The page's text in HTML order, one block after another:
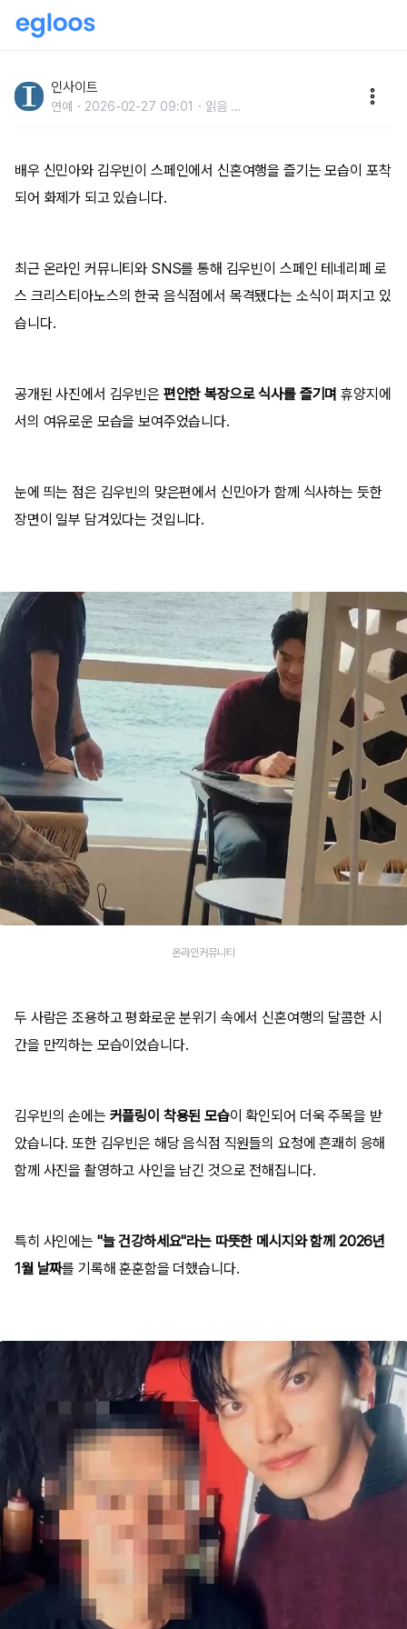
용·미담’ 눈길
인사이트
연예 2026-02-27 09:01 읽음 ...
배우 신민아와 김우빈이 스페인에서 신혼여행을 즐기는 모습이 포착
되어 화제가 되고 있습니다.
최근 온라인 커뮤니티와 SNS를 통해 김우빈이 스페인 테네리페 로
스 크리스티아노스의 한국 음식점에서 목격됐다는 소식이 퍼지고 있
습니다.
공개된 사진에서 김우빈은 편안한 복장으로 식사를 즐기며 휴양지에
서의 여유로운 모습을 보여주었습니다.
눈에 띄는 점은 김우빈의 맞은편에서 신민아가 함께 식사하는 듯한
장면이 일부 담겨있다는 것입니다.
온라인커뮤니티
두 사람은 조용하고 평화로운 분위기 속에서 신혼여행의 달콤한 시
간을 만끽하는 모습이었습니다.
김우빈의 손에는 커플링이 착용된 모습이 확인되어 더욱 주목을 받
았습니다. 또한 김우빈은 해당 음식점 직원들의 요청에 흔쾌히 응해
함께 사진을 촬영하고 사인을 남긴 것으로 전해집니다.
특히 사인에는 "늘 건강하세요"라는 따뜻한 메시지와 함께 2026년
1월 날짜를 기록해 훈훈함을 더했습니다.